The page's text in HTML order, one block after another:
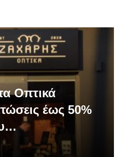
Οπτικά
έως 50%